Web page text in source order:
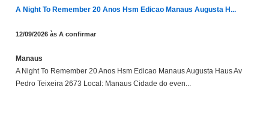
A Night To Remember 20 Anos Hsm Edicao Manaus Augusta H...
12/09/2026 às A confirmar
Manaus
A Night To Remember 20 Anos Hsm Edicao Manaus Augusta Haus Av
Pedro Teixeira 2673 Local: Manaus Cidade do even...